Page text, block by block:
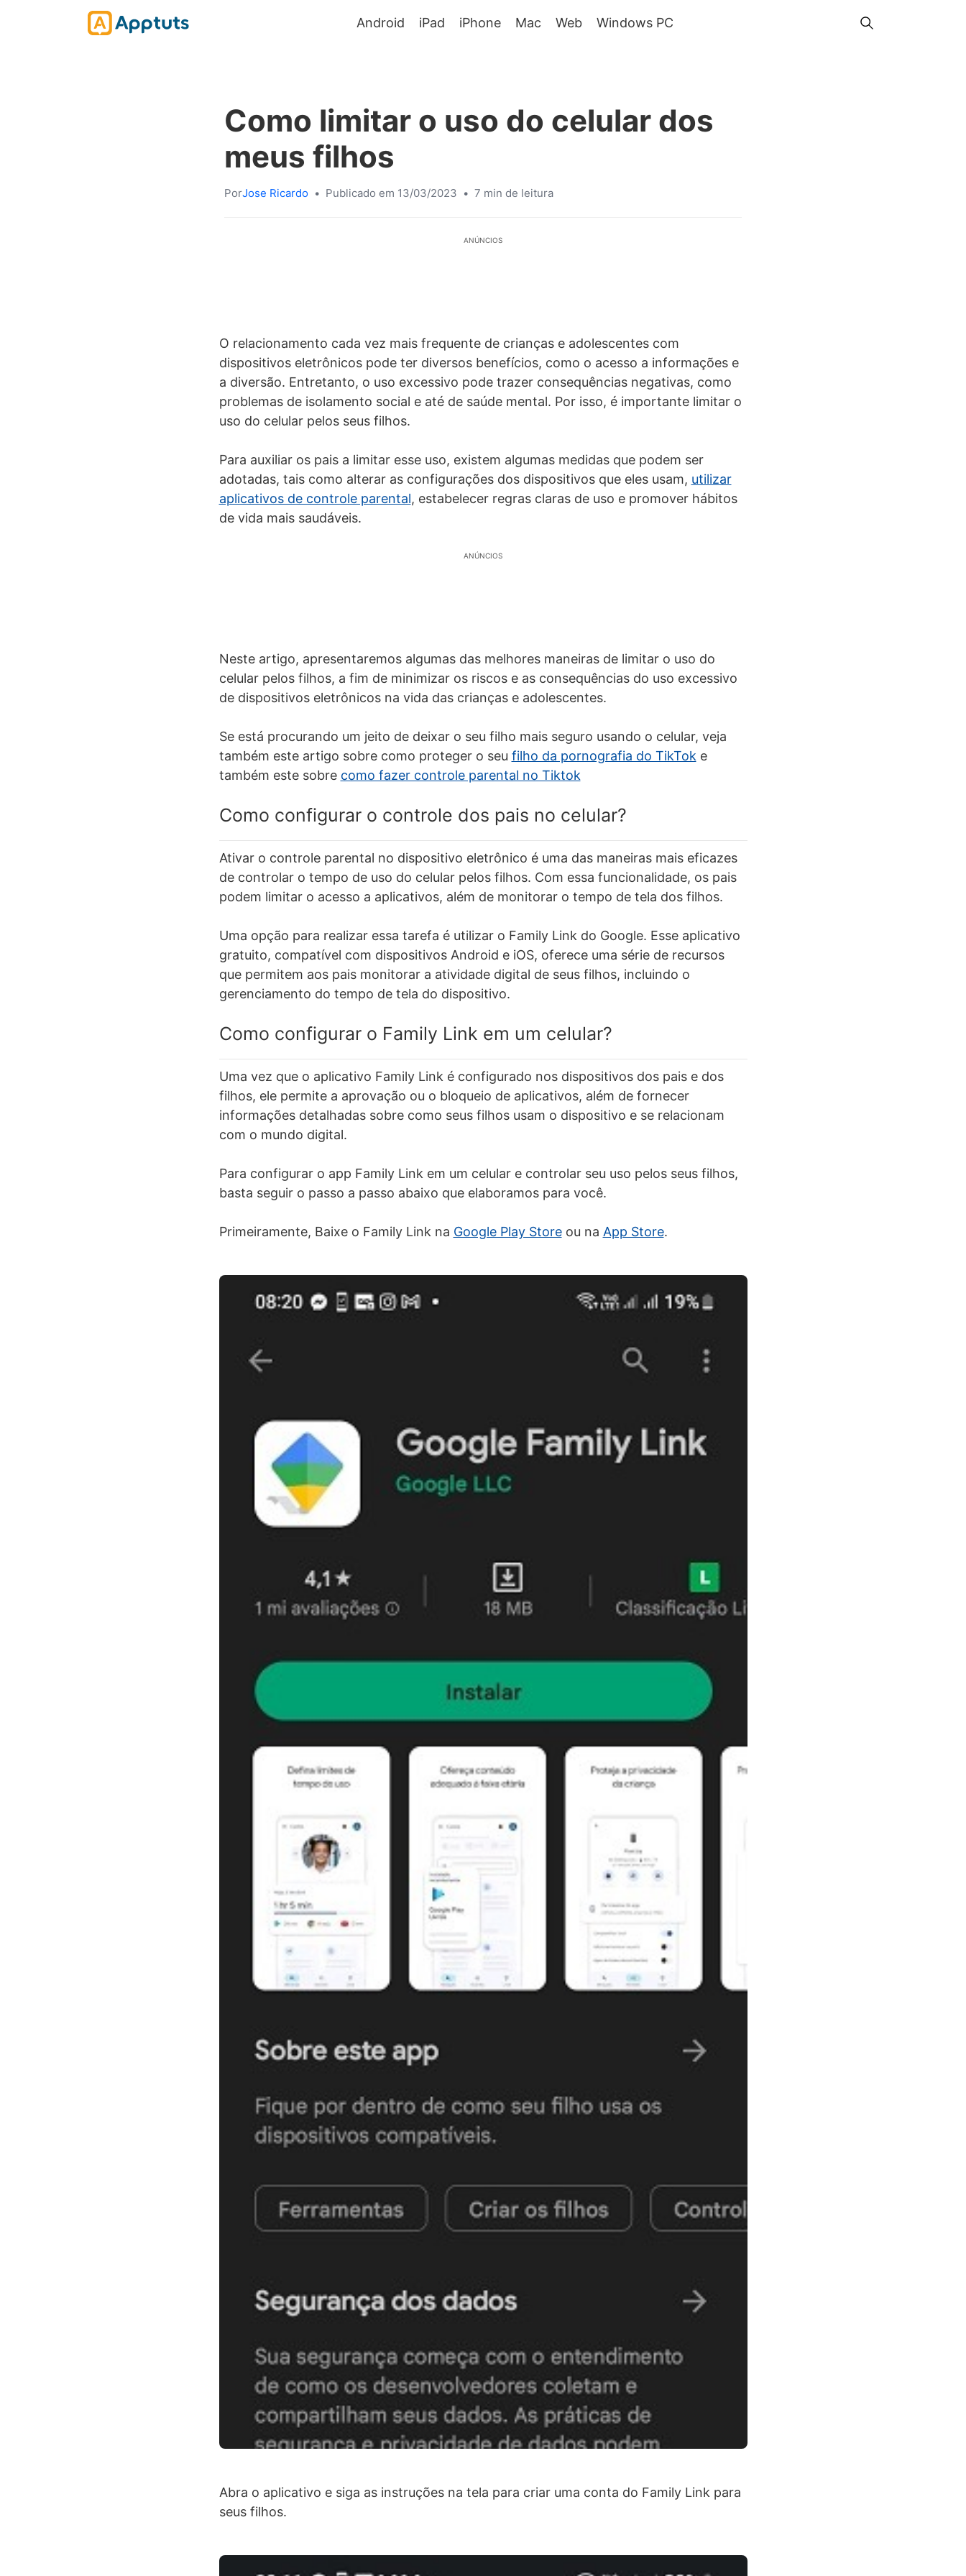
Android iPad iPhone Mac Web Windows PC
Como limitar o uso do celular dos
meus filhos
PorJose Ricardo • Publicado em 13/03/2023 • 7 min de leitura
ANÚNCIOS
O relacionamento cada vez mais frequente de crianças e adolescentes com
dispositivos eletrônicos pode ter diversos benefícios, como o acesso a informações e
a diversão. Entretanto, o uso excessivo pode trazer consequências negativas, como
problemas de isolamento social e até de saúde mental. Por isso, é importante limitar o
uso do celular pelos seus filhos.
Para auxiliar os pais a limitar esse uso, existem algumas medidas que podem ser
adotadas, tais como alterar as configurações dos dispositivos que eles usam, utilizar
aplicativos de controle parental, estabelecer regras claras de uso e promover hábitos
de vida mais saudáveis.
ANÚNCIOS
Neste artigo, apresentaremos algumas das melhores maneiras de limitar o uso do
celular pelos filhos, a fim de minimizar os riscos e as consequências do uso excessivo
de dispositivos eletrônicos na vida das crianças e adolescentes.
Se está procurando um jeito de deixar o seu filho mais seguro usando o celular, veja
também este artigo sobre como proteger o seu filho da pornografia do TikTok e
também este sobre como fazer controle parental no Tiktok
Como configurar o controle dos pais no celular?
Ativar o controle parental no dispositivo eletrônico é uma das maneiras mais eficazes
de controlar o tempo de uso do celular pelos filhos. Com essa funcionalidade, os pais
podem limitar o acesso a aplicativos, além de monitorar o tempo de tela dos filhos.
Uma opção para realizar essa tarefa é utilizar o Family Link do Google. Esse aplicativo
gratuito, compatível com dispositivos Android e iOS, oferece uma série de recursos
que permitem aos pais monitorar a atividade digital de seus filhos, incluindo o
gerenciamento do tempo de tela do dispositivo.
Como configurar o Family Link em um celular?
Uma vez que o aplicativo Family Link é configurado nos dispositivos dos pais e dos
filhos, ele permite a aprovação ou o bloqueio de aplicativos, além de fornecer
informações detalhadas sobre como seus filhos usam o dispositivo e se relacionam
com o mundo digital.
Para configurar o app Family Link em um celular e controlar seu uso pelos seus filhos,
basta seguir o passo a passo abaixo que elaboramos para você.
Primeiramente, Baixe o Family Link na Google Play Storeou na App Store.
Abra o aplicativo e siga as instruções na tela para criar uma conta do Family Link para
seus filhos.